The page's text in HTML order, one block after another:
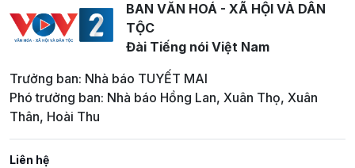
BAN VĂN HOÁ - XÃ HỘI VÀ DÂN
TỘC
Đài Tiếng nói Việt Nam
Trưởng ban: Nhà báo TUYẾT MAI
Phó trưởng ban: Nhà báo Hồng Lan, Xuân Thọ, Xuân
Thân, Hoài Thu
Liên hệ